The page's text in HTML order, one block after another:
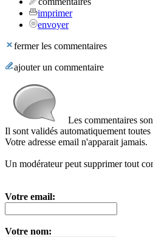
imprimer
envoyer
fermer les commentaires
ajouter un commentaire
Les commentaires
Il sont validés automatiquement toutes
Votre adresse email n'apparait jamais.
Un modérateur peut supprimer tout
Votre email:
Votre nom: